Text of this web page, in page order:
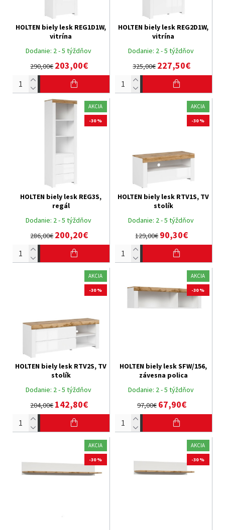
Dodanie: 2 - 5 týždňov
HOLTEN biely lesk REG1D1W,
vitrína
290,00€203,00€
Dodanie: 2 - 5 týždňov
HOLTEN biely lesk REG2D1W,
vitrína
325,00€227,50€
AKCIA
-30 %
Dodanie: 2 - 5 týždňov
HOLTEN biely lesk REG3S,
regál
286,00€200,20€
AKCIA
-30 %
Dodanie: 2 - 5 týždňov
HOLTEN biely lesk RTV1S, TV
stolík
129,00€90,30€
AKCIA
-30 %
Dodanie: 2 - 5 týždňov
HOLTEN biely lesk RTV2S, TV
stolík
204,00€142,80€
AKCIA
-30 %
Dodanie: 2 - 5 týždňov
HOLTEN biely lesk SFW/156,
závesna polica
97,00€ 67,90€
AKCIA
-30 %
AKCIA
-30 %